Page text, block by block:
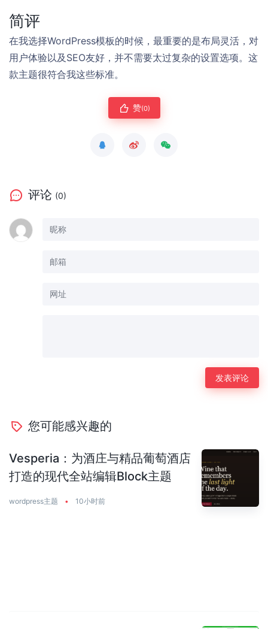
简评
在我选择WordPress模板的时候，最重要的是布局灵活，对
用户体验以及SEO友好，并不需要太过复杂的设置选项。这
款主题很符合我这些标准。
赞(0)
评论 (0)
您可能感兴趣的
Vesperia：为酒庄与精品葡萄酒店
打造的现代全站编辑Block主题
wordpress主题 • 10小时前